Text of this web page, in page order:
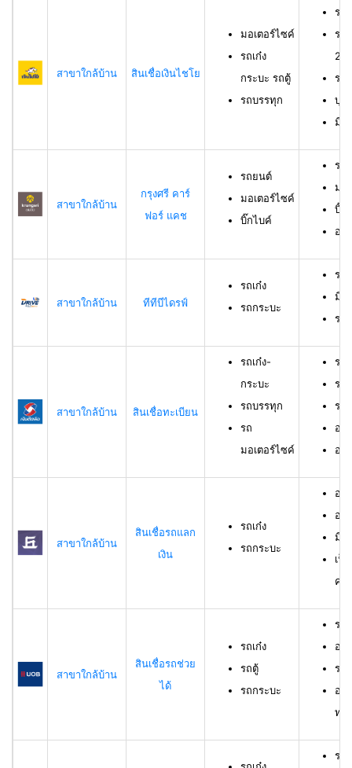
สาขาใกล้บ้าน สินเชื่อเงินไชโย
มอเตอร์ไซค์
รถเก๋ง
กระบะ รถตู้
รถบรรทุก
รถ
รถ
23
รถ
บุค
มีร
สาขาใกล้บ้าน
กรุงศรี คาร์
ฟอร์ แคช
รถยนต์
มอเตอร์ไซค์
บิ๊กไบค์
รถ
มอ
บิ๊ก
อา
สาขาใกล้บ้าน ทีทีบีไดรฟ์
รถเก๋ง
รถกระบะ
รถ
มีอ
รา
สาขาใกล้บ้าน สินเชื่อทะเบียน
รถเก๋ง-
กระบะ
รถบรรทุก
รถ
มอเตอร์ไซค์
รถ
รถ
รถ
อา
อา
สาขาใกล้บ้าน
สินเชื่อรถแลก
เงิน
รถเก๋ง
รถกระบะ
อา
อา
มีร
เป็
คร
สาขาใกล้บ้าน
สินเชื่อรถช่วย
ได้
รถเก๋ง
รถตู้
รถกระบะ
รถ
อา
รา
อา
ทด
รถ